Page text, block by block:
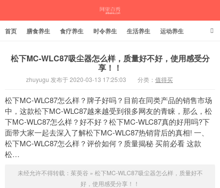
茱萸谷
首页 膳食养生 食疗养生 时令养生 生活养生 运动养生
松下MC-WLC87吸尘器怎么样，质量好不好，使用感受分
享！！
zhuyugu 发布于 2020-03-13 17:25:03 分类： 值得买
松下MC-WLC87怎么样？牌子好吗？目前在同类产品的销售市场
中，这款松下MC-WLC87越来越受到很多网友的青睐，那么，松
下MC-WLC87怎么样？好不好？松下MC-WLC87真的好用吗?下
面带大家一起去深入了解松下MC-WLC87热销背后的真相! 一、
松下MC-WLC87怎么样？评价如何？质量揭秘 买前必看 这款
松…
未经允许不得转载： 茱萸谷 » 松下MC-WLC87吸尘器怎么样，质量好不
好，使用感受分享！！